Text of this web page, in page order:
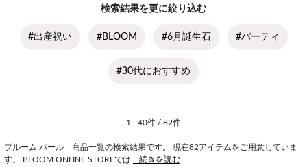
検索結果を更に絞り込む
#出産祝い #BLOOM #6月誕生石 #パーティ
#30代におすすめ
1 - 40件 / 82件
ブルーム パール 商品一覧の検索結果です。 現在82アイテムをご用意していま
す。 BLOOM ONLINE STOREでは ...続きを読む